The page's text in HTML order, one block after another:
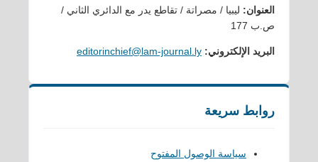
العنوان: ليبيا / مصراتة / تقاطع يدر مع الدائري الثاني /
ص.ب 177
البريد الإلكتروني: editorinchief@lam-journal.ly
روابط سريعة
سياسة الوصول المفتوح